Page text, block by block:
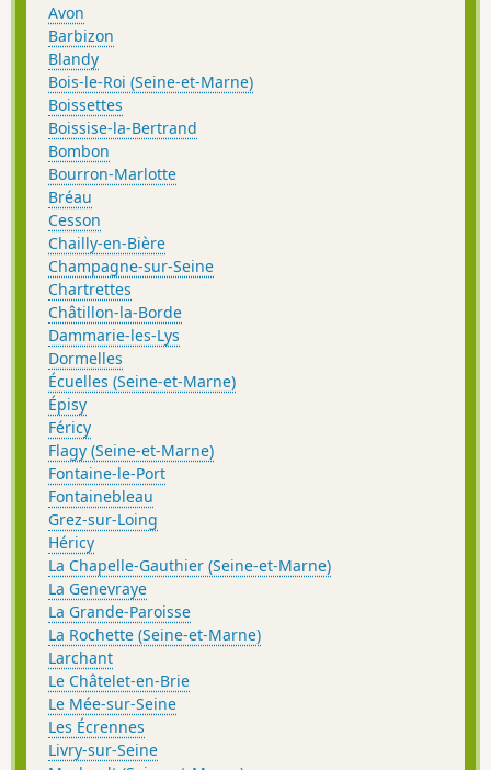
Avon
Barbizon
Blandy
Bois-le-Roi (Seine-et-Marne)
Boissettes
Boissise-la-Bertrand
Bombon
Bourron-Marlotte
Bréau
Cesson
Chailly-en-Bière
Champagne-sur-Seine
Chartrettes
Châtillon-la-Borde
Dammarie-les-Lys
Dormelles
Écuelles (Seine-et-Marne)
Épisy
Féricy
Flagy (Seine-et-Marne)
Fontaine-le-Port
Fontainebleau
Grez-sur-Loing
Héricy
La Chapelle-Gauthier (Seine-et-Marne)
La Genevraye
La Grande-Paroisse
La Rochette (Seine-et-Marne)
Larchant
Le Châtelet-en-Brie
Le Mée-sur-Seine
Les Écrennes
Livry-sur-Seine